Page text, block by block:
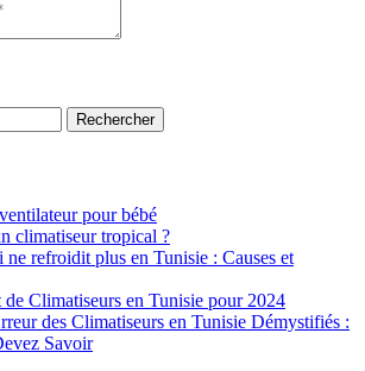
pour bébé
climatiseur tropical ?
refroidit plus en Tunisie : Causes et
de Climatiseurs en Tunisie pour 2024
des Climatiseurs en Tunisie Démystifiés :
Savoir